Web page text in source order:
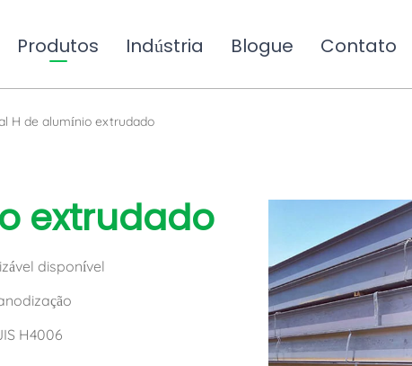
Produtos Indústria Blogue Contato
H de alumínio extrudado
extrudado
disponível
H4006